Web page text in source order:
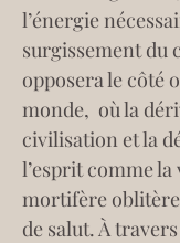
l’énergie
surgissement du
opposera le côté
monde,  où la
civilisation et la
l’esprit comme
mortifère
de salut. À